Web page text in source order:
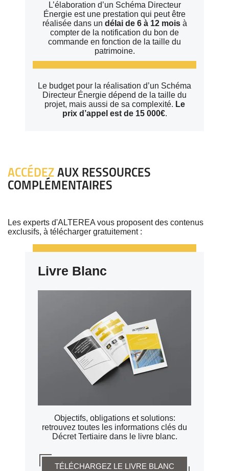
L’élaboration d’un Schéma Directeur
Énergie est une prestation qui peut être
réalisée dans un délai de 6 à 12 moisà
compter de la notification du bon de
commande en fonction de la taille du
patrimoine.
Le budget pour la réalisation d’un Schéma
Directeur Énergie dépend de la taille du
projet, mais aussi de sa complexité. Le
prix d’appel est de 15 000€.
ACCÉDEZ AUX RESSOURCES
COMPLÉMENTAIRES
Les experts d'ALTEREA vous proposent des contenus
exclusifs, à télécharger gratuitement :
Livre Blanc
Objectifs, obligations et solutions:
retrouvez toutes les informations clés du
Décret Tertiaire dans le livre blanc.
TÉLÉCHARGEZ LE LIVRE BLANC